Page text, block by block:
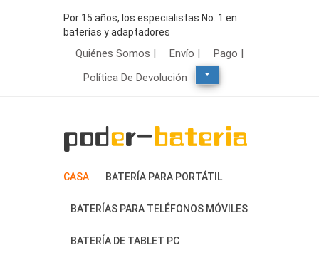
Por 15 años, los especialistas No. 1 en
baterías y adaptadores
Quiénes Somos | Envío |
Pago |
Política De Devolución
CASA BATERÍA PARA PORTÁTIL
BATERÍAS PARA TELÉFONOS MÓVILES
BATERÍA DE TABLET PC